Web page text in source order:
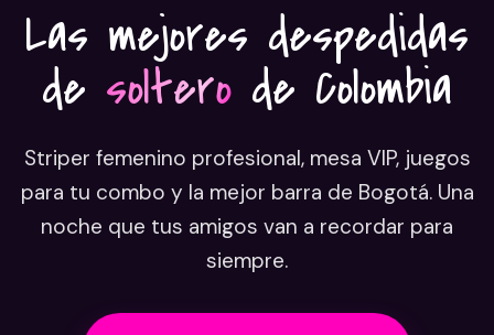
Las mejores despedidas
de soltero de Colombia
Striper femenino profesional, mesa VIP, juegos
para tu combo y la mejor barra de Bogotá. Una
noche que tus amigos van a recordar para
siempre.